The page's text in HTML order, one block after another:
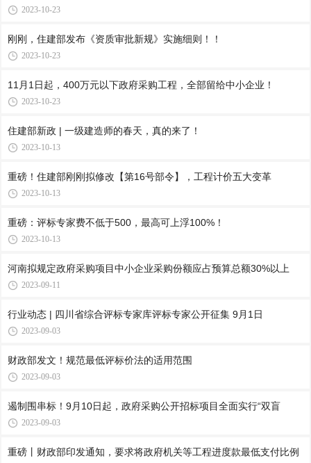
2023-10-23
刚刚，住建部发布《资质审批新规》实施细则！！
2023-10-23
11月1日起，400万元以下政府采购工程，全部留给中小企业！
2023-10-23
住建部新政 | 一级建造师的春天，真的来了！
2023-10-13
重磅！住建部刚刚拟修改【第16号部令】，工程计价五大变革
2023-10-13
重磅：评标专家费不低于500，最高可上浮100%！
2023-10-13
河南拟规定政府采购项目中小企业采购份额应占预算总额30%以上
2023-09-11
行业动态 | 四川省综合评标专家库评标专家公开征集 9月1日
2023-09-03
财政部发文！规范最低评标价法的适用范围
2023-09-03
遏制围串标！9月10日起，政府采购公开招标项目全面实行“双盲
2023-09-03
重磅丨财政部印发通知，要求将政府机关等工程进度款最低支付比例